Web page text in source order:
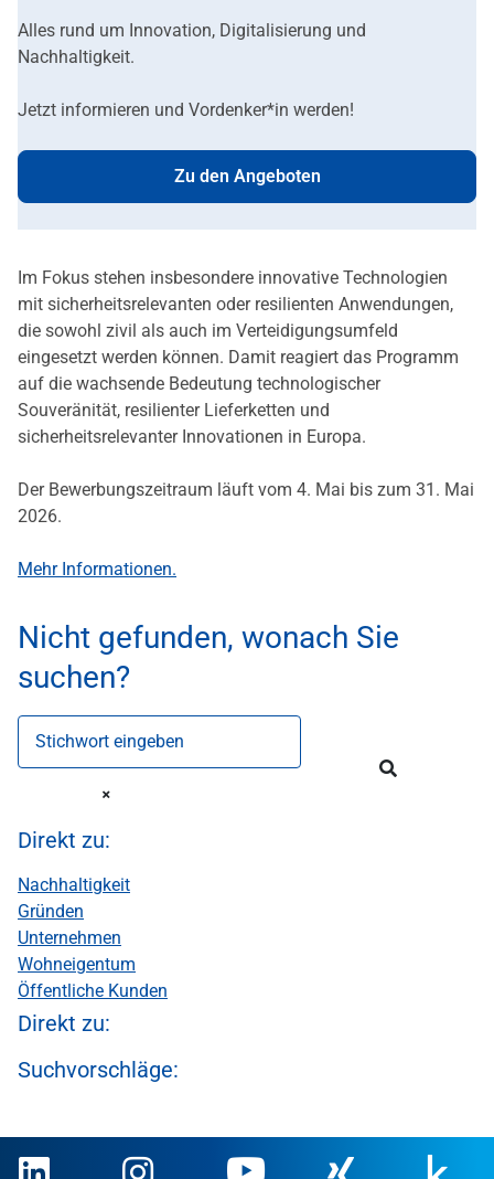
Alles rund um Innovation, Digitalisierung und
Nachhaltigkeit.
Jetzt informieren und Vordenker*in werden!
Zu den Angeboten
Im Fokus stehen insbesondere innovative Technologien
mit sicherheitsrelevanten oder resilienten Anwendungen,
die sowohl zivil als auch im Verteidigungsumfeld
eingesetzt werden können. Damit reagiert das Programm
auf die wachsende Bedeutung technologischer
Souveränität, resilienter Lieferketten und
sicherheitsrelevanter Innovationen in Europa.
Der Bewerbungszeitraum läuft vom 4. Mai bis zum 31. Mai
2026.
Mehr Informationen.
Nicht gefunden, wonach Sie
suchen?
Stichwort eingeben
Direkt zu:
Nachhaltigkeit
Gründen
Unternehmen
Wohneigentum
Öffentliche Kunden
Direkt zu:
Suchvorschläge: